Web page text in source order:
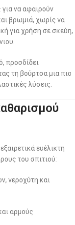
για να αφαιρούν
βρωμιά, χωρίς να
για χρήση σε σκεύη,
προσδίδει
τη βούρτσα μια πιο
λύσεις.
εξαιρετικά ευέλικτη
του σπιτιού:
νεροχύτη και
αρμούς